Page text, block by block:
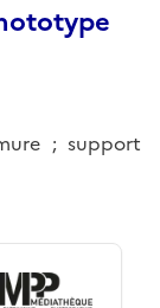
; support